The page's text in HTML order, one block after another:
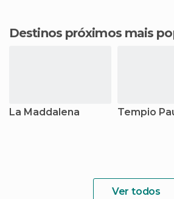
Destinos próximos mais
La Maddalena Tempio
Ver todos